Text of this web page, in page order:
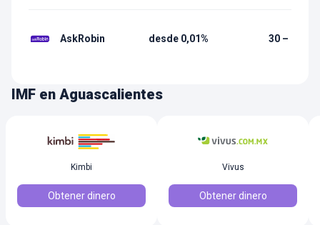
AskRobin desde 0,01% 30 – 1 080
IMF en Aguascalientes
Kimbi
Obtener dinero
Vivus
Obtener dinero